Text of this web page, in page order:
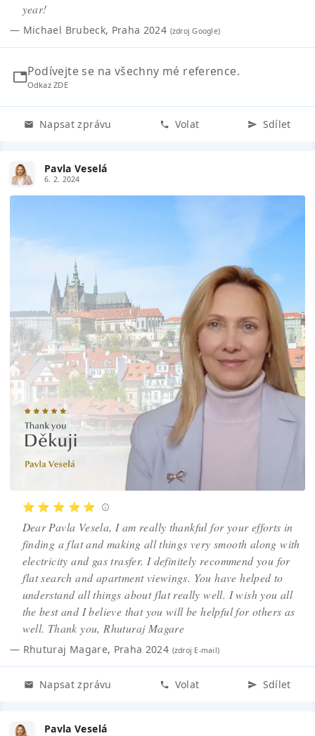
year!
— Michael Brubeck, Praha 2024 (zdrojGoogle)
Podívejte se na všechny mé reference.
Odkaz ZDE
Napsat zprávu Volat Sdílet
Pavla Veselá
6. 2. 2024
⭐ ⭐ ⭐ ⭐ ⭐
Dear Pavla Vesela, I am really thankful for your efforts in
finding a flat and making all things very smooth along with
electricity and gas trasfer. I definitely recommend you for
flat search and apartment viewings. You have helped to
understand all things about flat really well. I wish you all
the best and I believe that you will be helpful for others as
well. Thank you, Rhuturaj Magare
— Rhuturaj Magare, Praha 2024 (zdroj E-mail)
Napsat zprávu Volat Sdílet
Pavla Veselá